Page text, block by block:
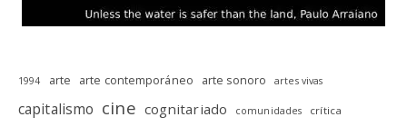
1994 arte arte contemporáneo arte sonoro artes vivas
capitalismo cine cognitariado comunidades crítica